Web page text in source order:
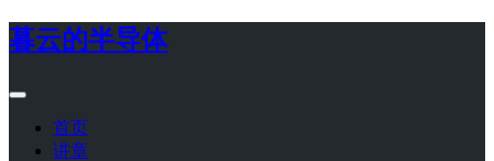
暮云的半导体
首页
讲章